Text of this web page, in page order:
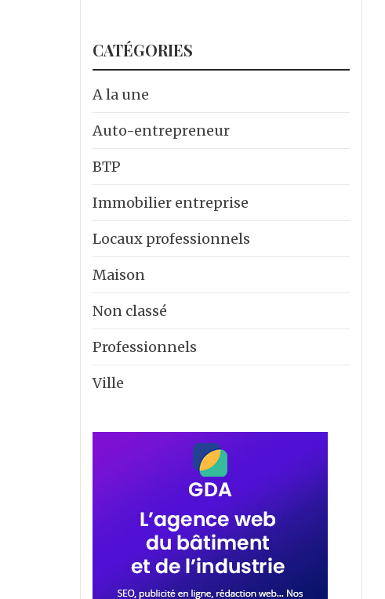
CATÉGORIES
A la une
Auto-entrepreneur
BTP
Immobilier entreprise
Locaux professionnels
Maison
Non classé
Professionnels
Ville